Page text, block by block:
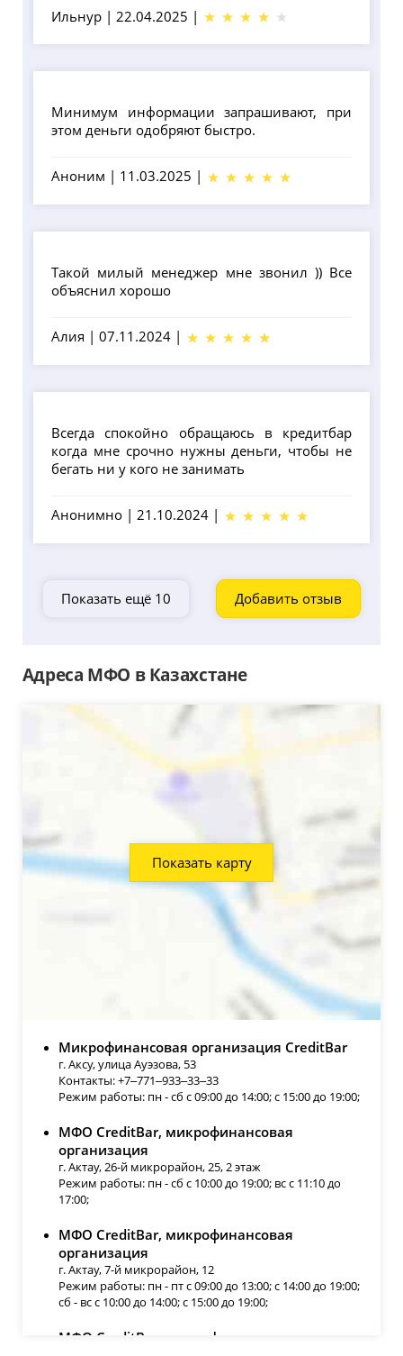
Ильнур | 22.04.2025 |
Минимум информации запрашивают, при
этом деньги одобряют быстро.
Аноним | 11.03.2025 |
Такой милый менеджер мне звонил )) Все
объяснил хорошо
Алия | 07.11.2024 |
Всегда спокойно обращаюсь в кредитбар
когда мне срочно нужны деньги, чтобы не
бегать ни у кого не занимать
Анонимно | 21.10.2024 |
Добавить отзыв
Показать ещё 10
Адреса МФО в Казахстане
Микрофинансовая организация CreditBar
г. Аксу, улица Ауэзова, 53
Контакты: +7‒771‒933‒33‒33
Режим работы: пн - сб с 09:00 до 14:00; с 15:00 до 19:00;
МФО CreditBar, микрофинансовая
организация
г. Актау, 26-й микрорайон, 25, 2 этаж
Режим работы: пн - сб с 10:00 до 19:00; вс с 11:10 до
17:00;
МФО CreditBar, микрофинансовая
организация
г. Актау, 7-й микрорайон, 12
Режим работы: пн - пт с 09:00 до 13:00; с 14:00 до 19:00;
сб - вс с 10:00 до 14:00; с 15:00 до 19:00;
МФО CreditBar, микрофинансовая
Показать карту